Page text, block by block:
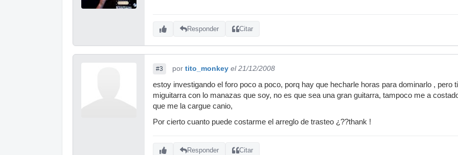
Responder Citar
#3 por tito_monkey el 21/12/2008
estoy investigando el foro poco a poco, porq hay que hecharle horas para dominarlo , pero
miguitarra con lo manazas que soy, no es que sea una gran guitarra, tampoco me a
que me la cargue canio,
Por cierto cuanto puede costarme el arreglo de trasteo ¿??thank !
Responder Citar